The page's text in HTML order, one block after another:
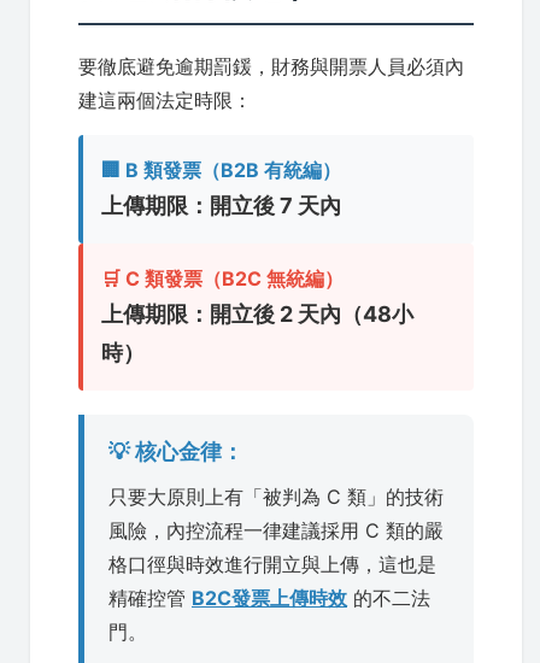
要徹底避免逾期罰鍰，財務與開票人員必須內
建這兩個法定時限：
🏢 B 類發票（B2B 有統編）
上傳期限：開立後 7 天內
🛒 C 類發票（B2C 無統編）
上傳期限：開立後 2 天內（48小
時）
💡 核心金律：
只要大原則上有「被判為 C 類」的技術
風險，內控流程一律建議採用 C 類的嚴
格口徑與時效進行開立與上傳，這也是
精確控管 B2C發票上傳時效 的不二法
門。